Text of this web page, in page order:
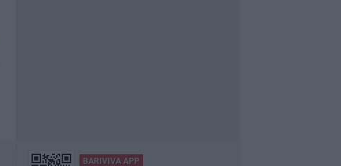
BARIVIVA APP